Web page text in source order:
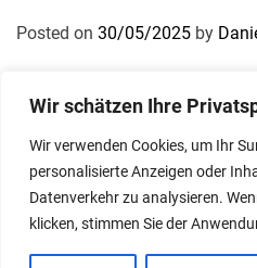
Wir schätzen Ihre
Wir verwenden Cookies, um Ihr
personalisierte Anzeigen oder
Datenverkehr zu analysieren.
klicken, stimmen Sie der
Posted on 30/05/2025 by
Impressum